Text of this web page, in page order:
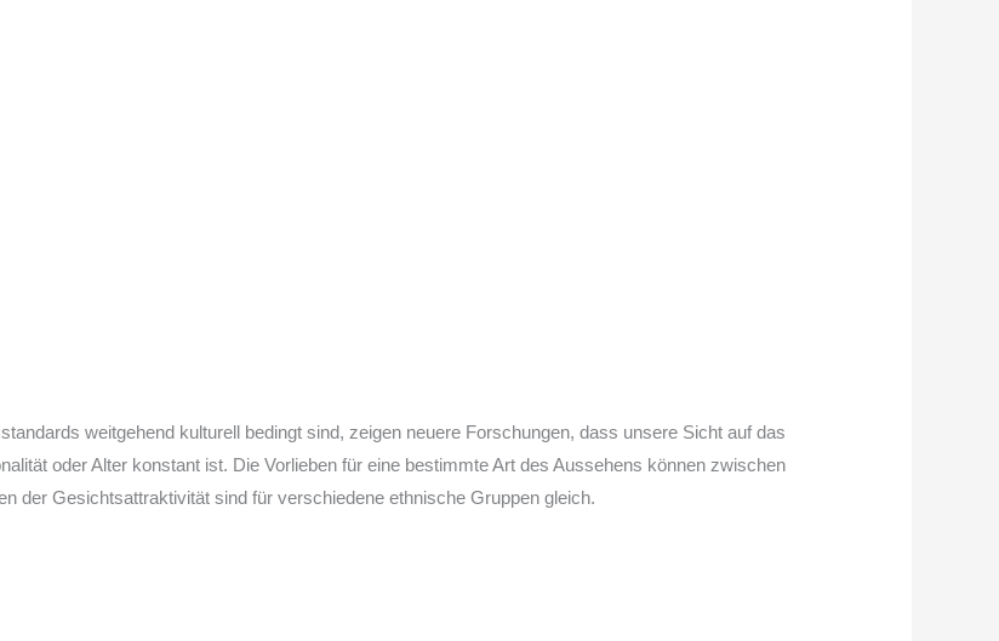
weitgehend kulturell bedingt sind, zeigen neuere Forschungen, dass unsere Sicht auf das
oder Alter konstant ist. Die Vorlieben für eine bestimmte Art des Aussehens können zwischen
der Gesichtsattraktivität sind für verschiedene ethnische Gruppen gleich.